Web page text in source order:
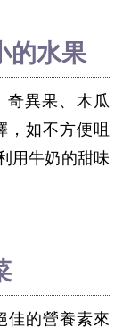
的水果
奇異果、木瓜
，如不方便咀
用牛奶的甜味
佳的營養素來